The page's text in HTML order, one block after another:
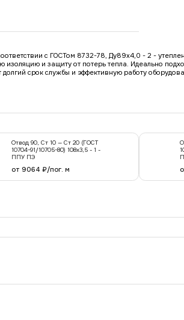
с ГОСТом 8732-78, Ду89x4,0 - 2 -
и защиту от потерь тепла. Идеально
срок службы и эффективную работу
Отвод 90, Ст 10 — Ст 20 (ГОСТ
10704-91/10705-80) 108x3,5 - 1 -
ППУ ПЭ
от 9064 ₽/пог. м